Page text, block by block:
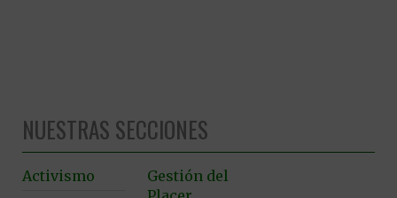
NUESTRAS SECCIONES
Activismo
Gestión del